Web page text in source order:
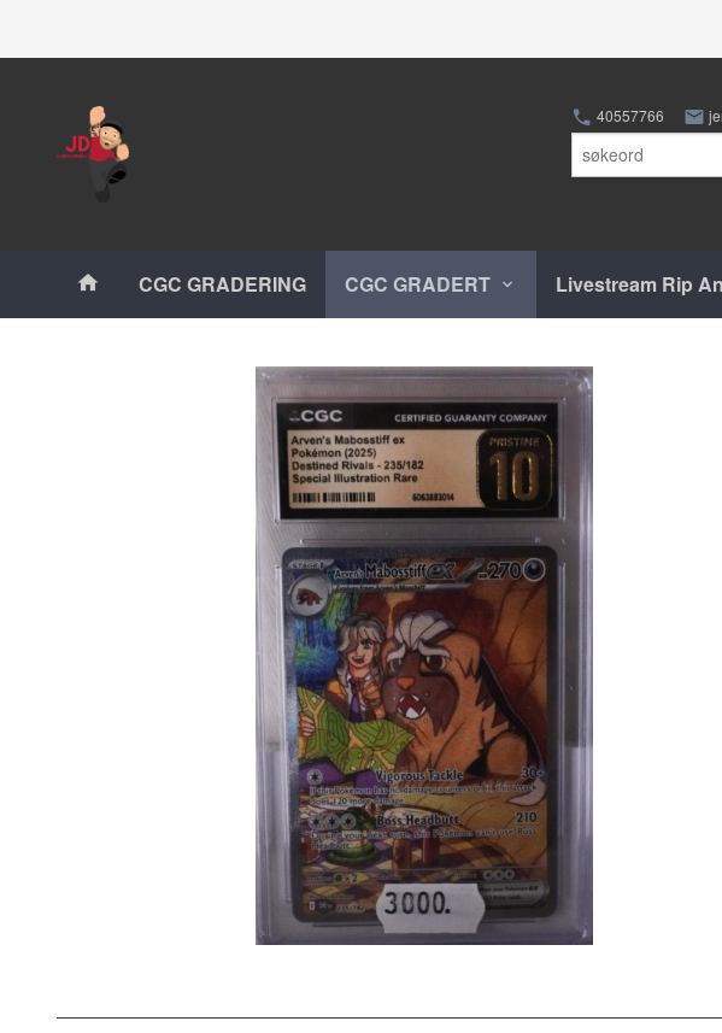
40557766
Produkter
CGC GRADERING CGC GRADERT Livestream Rip